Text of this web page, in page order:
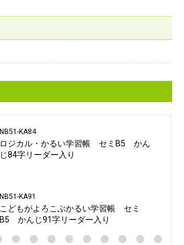
NB51-KA84
ロジカル・かるい学習帳 セミB5 かん
じ84字リーダー入り
NB51-KA91
こどもがよろこぶかるい学習帳 セミ
B5 かんじ91字リーダー入り